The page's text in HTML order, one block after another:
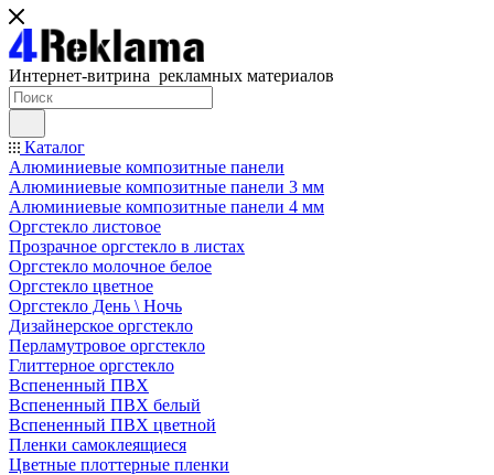
Интернет-витрина рекламных материалов
Каталог
Алюминиевые композитные панели
Алюминиевые композитные панели 3 мм
Алюминиевые композитные панели 4 мм
Оргстекло листовое
Прозрачное оргстекло в листах
Оргстекло молочное белое
Оргстекло цветное
Оргстекло День \ Ночь
Дизайнерское оргстекло
Перламутровое оргстекло
Глиттерное оргстекло
Вспененный ПВХ
Вспененный ПВХ белый
Вспененный ПВХ цветной
Пленки самоклеящиеся
Цветные плоттерные пленки